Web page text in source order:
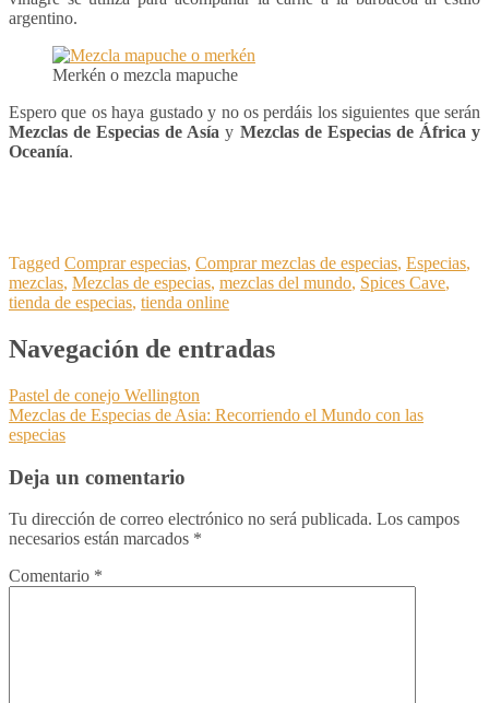
argentino.
Merkén o mezcla mapuche
Espero que os haya gustado y no os perdáis los siguientes que serán
Mezclas de Especias de Asía y Mezclas de Especias de África y
Oceanía.
Tagged Comprar especias, Comprar mezclas de especias, Especias,
mezclas, Mezclas de especias, mezclas del mundo, Spices Cave,
tienda de especias, tienda online
Navegación de entradas
Pastel de conejo Wellington
Mezclas de Especias de Asia: Recorriendo el Mundo con las
especias
Deja un comentario
Tu dirección de correo electrónico no será publicada. Los campos
necesarios están marcados *
Comentario *